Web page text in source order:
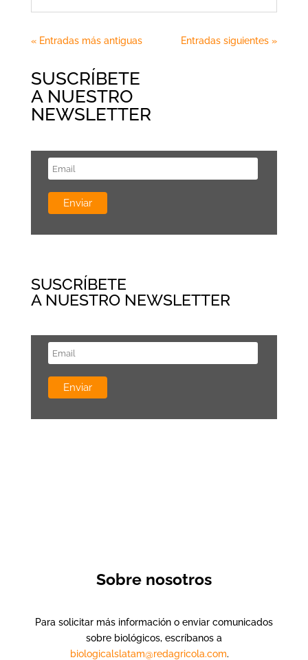
« Entradas más antiguas Entradas siguientes »
SUSCRÍBETE
A NUESTRO
NEWSLETTER
SUSCRÍBETE
A NUESTRO NEWSLETTER
Sobre nosotros
Para solicitar más información o enviar comunicados
sobre biológicos, escríbanos a
biologicalslatam@redagricola.com.